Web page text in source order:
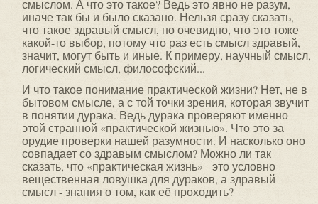
смыслом. А что это такое? Ведь это явно не разум,
иначе так бы и было сказано. Нельзя сразу сказать,
что такое здравый смысл, но очевидно, что это тоже
какой-то выбор, потому что раз есть смысл здравый,
значит, могут быть и иные. К примеру, научный смысл,
логический смысл, философский...
И что такое понимание практической жизни? Нет, не в
бытовом смысле, а с той точки зрения, которая звучит
в понятии дурака. Ведь дурака проверяют именно
этой странной «практической жизнью». Что это за
орудие про­верки нашей разумности. И насколько оно
совпадает со здравым смыслом? Можно ли так
сказать, что «практи­ческая жизнь» - это условно
вещественная ловушка для дураков, а здравый
смысл - знания о том, как её проходить?